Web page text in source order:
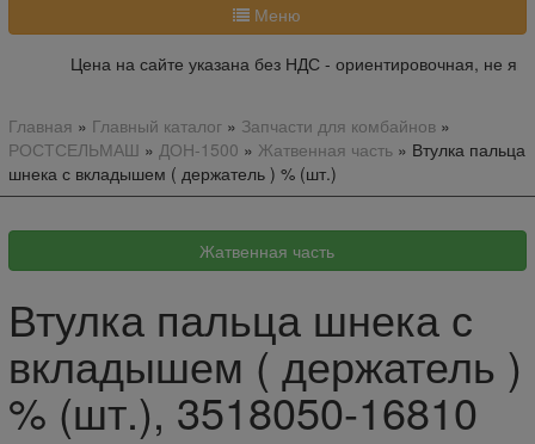
Меню
Цена на сайте указана без НДС - ориентировочная, не
Главная » Главный каталог» Запчасти для комбайнов»
РОСТСЕЛЬМАШ » ДОН-1500 » Жатвенная часть» Втулка пальца
шнека с вкладышем ( держатель ) % (шт.)
Втулка пальца шнека с
вкладышем ( держатель )
% (шт.), 3518050-16810